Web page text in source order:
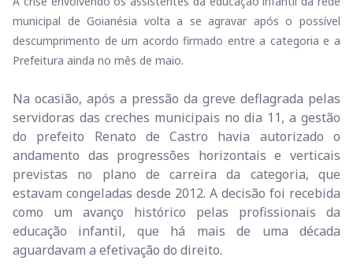
municipal de Goianésia volta a se agravar após o possível
descumprimento de um acordo firmado entre a categoria e a
Prefeitura ainda no mês de maio.
Na ocasião, após a pressão da greve deflagrada pelas
servidoras das creches municipais no dia 11, a gestão
do prefeito Renato de Castro havia autorizado o
andamento das progressões horizontais e verticais
previstas no plano de carreira da categoria, que
estavam congeladas desde 2012. A decisão foi recebida
como um avanço histórico pelas profissionais da
educação infantil, que há mais de uma década
aguardavam a efetivação do direito.